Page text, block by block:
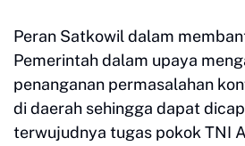
Peran Satkowil dalam
Pemerintah dalam upaya
penanganan permasalahan
di daerah sehingga dapat
terwujudnya tugas pokok TNI